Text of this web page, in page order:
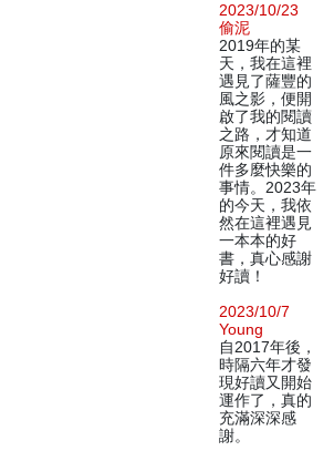
2023/10/23
偷泥
2019年的某
天，我在這裡
遇見了薩豐的
風之影，便開
啟了我的閱讀
之路，才知道
原來閱讀是一
件多麼快樂的
事情。2023年
的今天，我依
然在這裡遇見
一本本的好
書，真心感謝
好讀！
2023/10/7
Young
自2017年後，
時隔六年才發
現好讀又開始
運作了，真的
充滿深深感
謝。